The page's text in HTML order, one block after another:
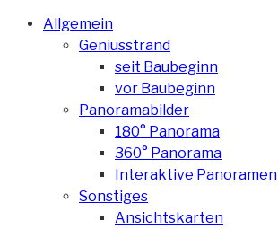
Allgemein
Geniusstrand
seit Baubeginn
vor Baubeginn
Panoramabilder
180° Panorama
360° Panorama
Interaktive Panoramen
Sonstiges
Ansichtskarten